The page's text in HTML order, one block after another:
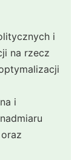
i
na rzecz
i